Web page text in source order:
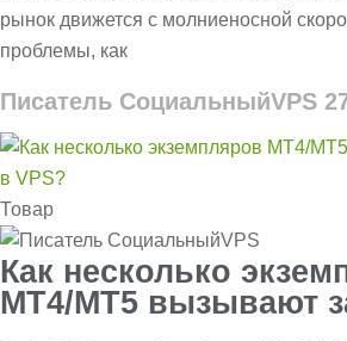
рынок движется с молниеносной
проблемы, как
Писатель СоциальныйVPS
Товар
Как несколько
MT4/MT5 вызывают